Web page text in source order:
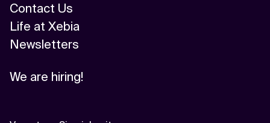
Contact Us
Life at Xebia
Newsletters
We are hiring!